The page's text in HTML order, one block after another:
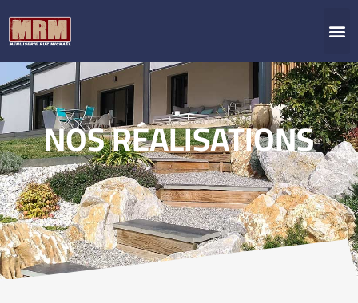
NOS RÉALISATIONS